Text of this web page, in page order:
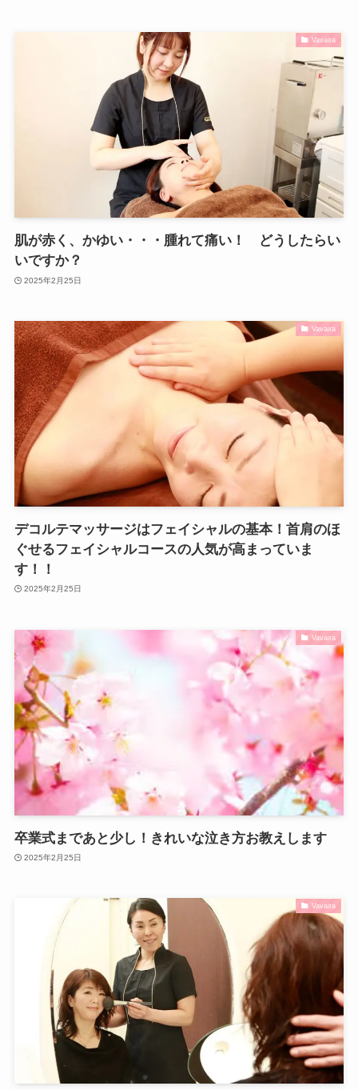
Vavaira
肌が赤く、かゆい・・・腫れて痛い！ どうしたらい
いですか？
2025年2月25日
Vavaira
デコルテマッサージはフェイシャルの基本！首肩のほ
ぐせるフェイシャルコースの人気が高まっていま
す！！
2025年2月25日
Vavaira
卒業式まであと少し！きれいな泣き方お教えします
2025年2月25日
Vavaira